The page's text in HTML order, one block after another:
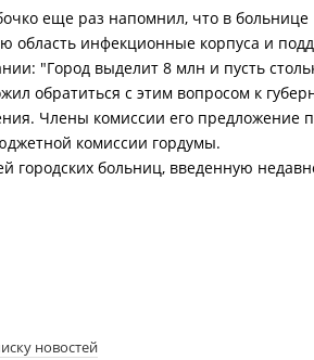
еще раз напомнил, что в больнице
область инфекционные корпуса и
"Город выделит 8 млн и пусть
обратиться с этим вопросом к
Члены комиссии его предложение
комиссии гордумы.
городских больниц, введенную
новостей